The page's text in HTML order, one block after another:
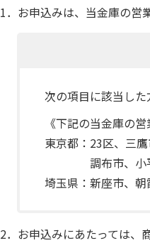
1．お申込みは、当金庫の営
次の項目に該当した
《下記の当金庫の
東京都： 23区、三
調布市、
埼玉県： 新座市、
2．お申込みにあたっては、